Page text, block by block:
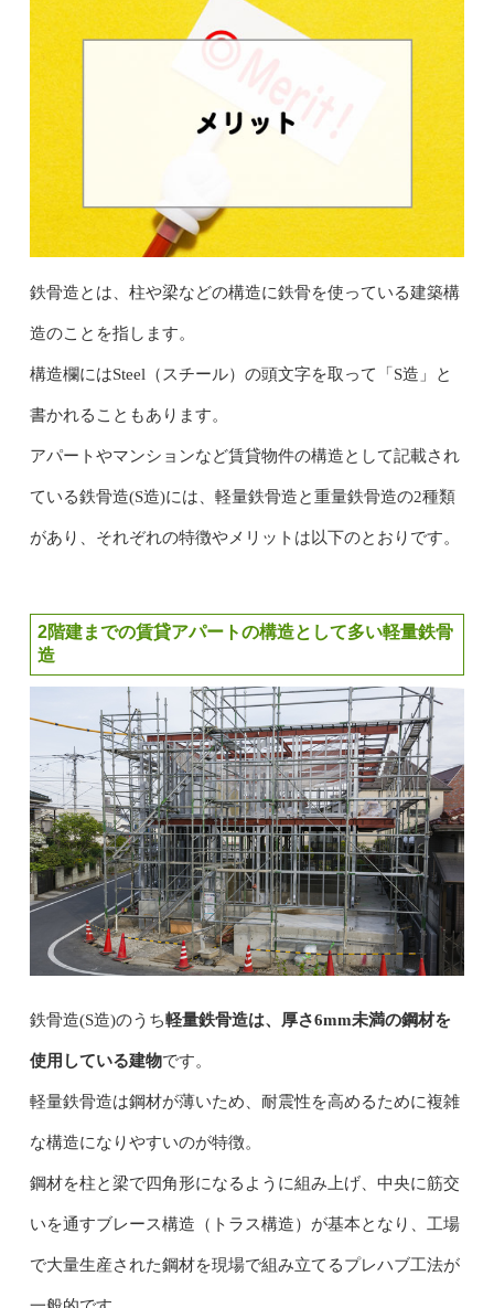
鉄骨造とは、柱や梁などの構造に鉄骨を使っている建築構
造のことを指します。
構造欄にはSteel（スチール）の頭文字を取って「S造」と
書かれることもあります。
アパートやマンションなど賃貸物件の構造として記載され
ている鉄骨造(S造)には、軽量鉄骨造と重量鉄骨造の2種類
があり、それぞれの特徴やメリットは以下のとおりです。
2階建までの賃貸アパートの構造として多い軽量鉄骨
造
鉄骨造(S造)のうち軽量鉄骨造は、厚さ6mm未満の鋼材を
使用している建物です。
軽量鉄骨造は鋼材が薄いため、耐震性を高めるために複雑
な構造になりやすいのが特徴。
鋼材を柱と梁で四角形になるように組み上げ、中央に筋交
いを通すブレース構造（トラス構造）が基本となり、工場
で大量生産された鋼材を現場で組み立てるプレハブ工法が